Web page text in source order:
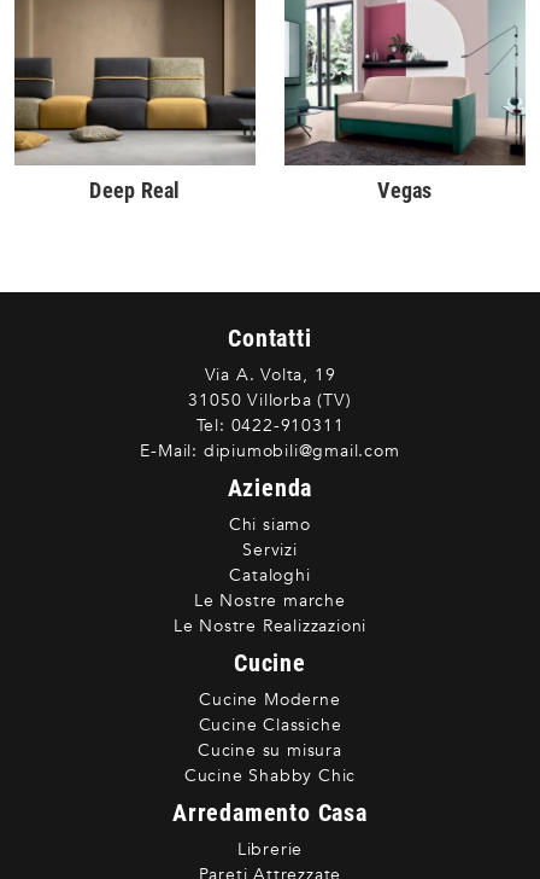
Deep Real Vegas
Contatti
Via A. Volta, 19
31050 Villorba (TV)
Tel: 0422-910311
E-Mail: dipiumobili@gmail.com
Azienda
Chi siamo
Servizi
Cataloghi
Le Nostre marche
Le Nostre Realizzazioni
Cucine
Cucine Moderne
Cucine Classiche
Cucine su misura
Cucine Shabby Chic
Arredamento Casa
Librerie